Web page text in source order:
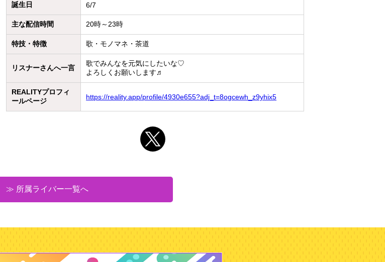
誕生日 6/7
主な配信時間 20時～23時
特技・特徴 歌・モノマネ・茶道
リスナーさんへ一言
歌でみんなを元気にしたいな♡
よろしくお願いします♬
REALITYプロフィ
ールページ
https://reality.app/profile/4930e655?adj_t=8ogcewh_z9yhix5
≫ 所属ライバー一覧へ